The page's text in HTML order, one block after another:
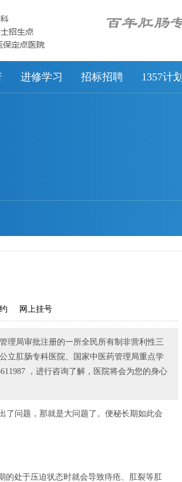
进修学习 招标招聘 1357计划
网上挂号
理局审批注册的一所全民所有制非营利性三
立肛肠专科医院、国家中医药管理局重点学
，进行咨询了解，医院将会为您的身心
了问题，那就是大问题了。便秘长期如此会
的处于压迫状态时就会导致痔疮、肛裂等肛